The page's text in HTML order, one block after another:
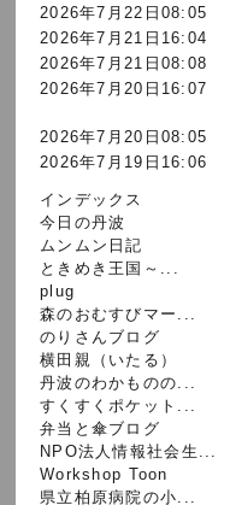
2026年7月22日08:05
2026年7月21日16:04
2026年7月21日08:08
2026年7月20日16:07
2026年7月20日08:05
2026年7月19日16:06
インデックス
今日の丹波
ムンムン日記
ときめき王国～...
plug
森のおむすびマー...
のりさんブログ
横田親（いたる）
丹波のわかものの...
すくすくポケット...
弁当と傘ブログ
NPO法人情報社会生...
Workshop Toon
県立柏原病院の小...